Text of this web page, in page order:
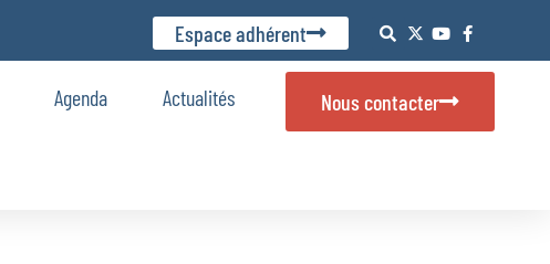
Espace adhérent
Nous contacter
Agenda Actualités